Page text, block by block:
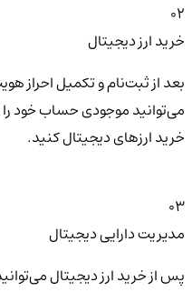
02
خرید ارز دیجیتال
بعد از ثبت‌نام و تکمیل احراز
می‌توانید موجودی حساب خود را
خرید ارزهای دیجیتال کنید.
03
مدیریت دارایی دیجیتال
پس از خرید ارز دیجیتال